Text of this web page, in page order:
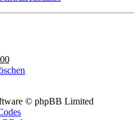
© phpBB Limited